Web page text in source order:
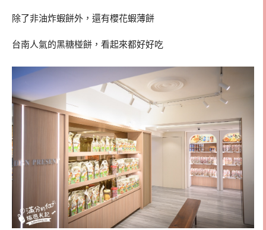
除了非油炸蝦餅外，還有櫻花蝦薄餅
台南人氣的黑糖椪餅，看起來都好好吃